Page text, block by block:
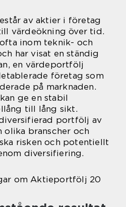
av aktier i företag
värdeökning över tid.
inom teknik- och
har visat en ständig
en värdeportfölj
företag som
på marknaden.
ge en stabil
till lång sikt.
portfölj av
olika branscher och
risken och potentiellt
diversifiering.
om Aktieportfölj 20